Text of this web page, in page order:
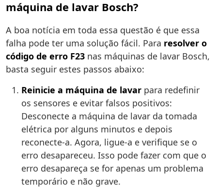
máquina de lavar Bosch?
A boa notícia em toda essa questão é que essa
falha pode ter uma solução fácil. Para resolver o
código de erro F23 nas máquinas de lavar Bosch,
basta seguir estes passos abaixo:
Reinicie a máquina de lavar para redefinir
os sensores e evitar falsos positivos:
Desconecte a máquina de lavar da tomada
elétrica por alguns minutos e depois
reconecte-a. Agora, ligue-a e verifique se o
erro desapareceu. Isso pode fazer com que o
erro desapareça se for apenas um problema
temporário e não grave.